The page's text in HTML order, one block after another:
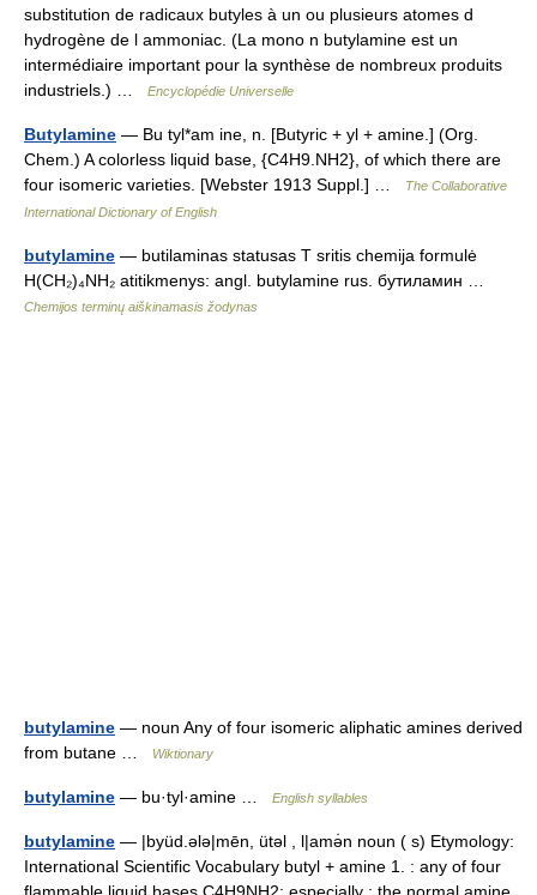
substitution de radicaux butyles à un ou plusieurs atomes d
hydrogène de l ammoniac. (La mono n butylamine est un
intermédiaire important pour la synthèse de nombreux produits
industriels.) …
Encyclopédie Universelle
Butylamine — Bu tyl*am ine, n. [Butyric + yl + amine.] (Org.
Chem.) A colorless liquid base, {C4H9.NH2}, of which there are
four isomeric varieties. [Webster 1913 Suppl.] …
The Collaborative
International Dictionary of English
butylamine — butilaminas statusas T sritis chemija formulė
H(CH₂)₄NH₂ atitikmenys: angl. butylamine rus. бутиламин …
Chemijos terminų aiškinamasis žodynas
butylamine — noun Any of four isomeric aliphatic amines derived
from butane …
Wiktionary
butylamine — bu·tyl·amine … English syllables
butylamine — |byüd.ələ|mēn, ütəl , l|amə̇n noun ( s) Etymology:
International Scientific Vocabulary butyl + amine 1. : any of four
flammable liquid bases C4H9NH2; especially : the normal amine